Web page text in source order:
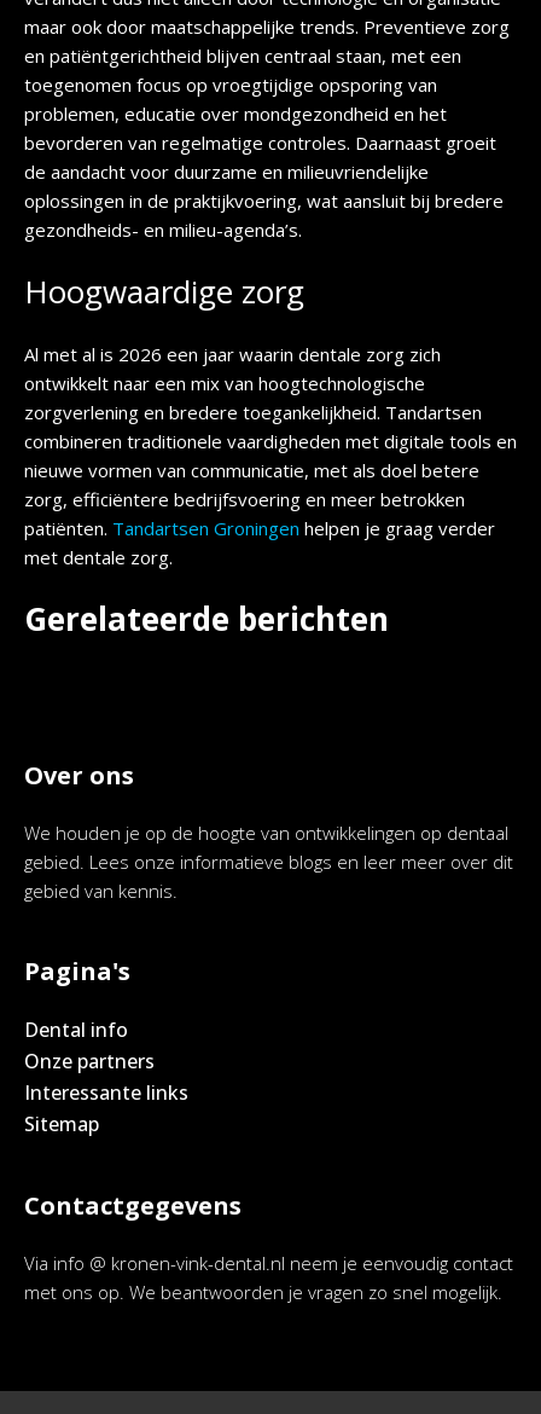
maar ook door maatschappelijke trends. Preventieve zorg
en patiëntgerichtheid blijven centraal staan, met een
toegenomen focus op vroegtijdige opsporing van
problemen, educatie over mondgezondheid en het
bevorderen van regelmatige controles. Daarnaast groeit
de aandacht voor duurzame en milieuvriendelijke
oplossingen in de praktijkvoering, wat aansluit bij bredere
gezondheids- en milieu-agenda’s.
Hoogwaardige zorg
Al met al is 2026 een jaar waarin dentale zorg zich
ontwikkelt naar een mix van hoogtechnologische
zorgverlening en bredere toegankelijkheid. Tandartsen
combineren traditionele vaardigheden met digitale tools en
nieuwe vormen van communicatie, met als doel betere
zorg, efficiëntere bedrijfsvoering en meer betrokken
patiënten. Tandartsen Groningen helpen je graag verder
met dentale zorg.
Gerelateerde berichten
Over ons
We houden je op de hoogte van ontwikkelingen op dentaal
gebied. Lees onze informatieve blogs en leer meer over dit
gebied van kennis.
Pagina's
Dental info
Onze partners
Interessante links
Sitemap
Contactgegevens
Via info @ kronen-vink-dental.nl neem je eenvoudig contact
met ons op. We beantwoorden je vragen zo snel mogelijk.